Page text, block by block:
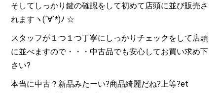
そしてしっかり鍵の確認をして初めて店頭に並び販売さ
れますヽ(´∀`*)ﾉ ☆
スタッフが１つ１つ丁寧にしっかりチェックをして店頭
に並べますので・・・中古品でも安心してお買い求め下
さい?
本当に中古？新品みたーい?商品綺麗だね?上等?et